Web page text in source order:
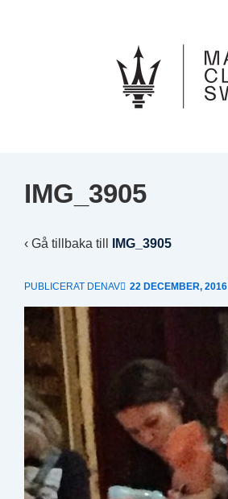
IMG_3905
‹ Gå tillbaka till IMG_3905
PUBLICERAT DENAV 22 DECEMBER, 2016